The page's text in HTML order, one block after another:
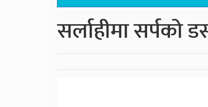
सर्लाहीमा सर्पको